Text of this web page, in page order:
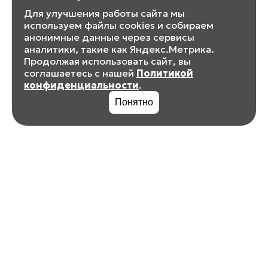
Для улучшения работы сайта мы
используем файлы cookies и собираем
анонимные данные через сервисы
аналитики, такие как Яндекс.Метрика.
Продолжая использовать сайт, вы
соглашаетесь с нашей Политикой
конфиденциальности.
Понятно